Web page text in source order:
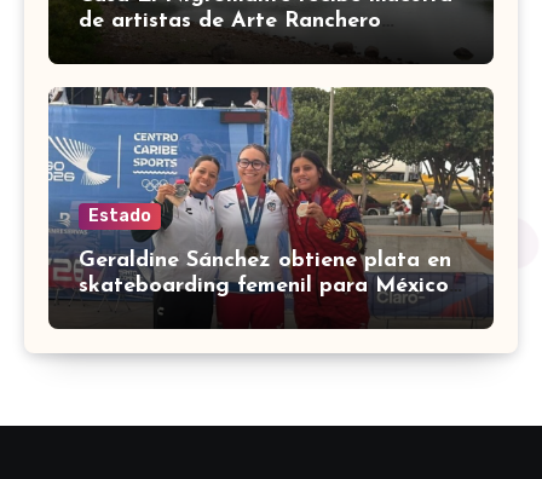
de artistas de Arte Ranchero
Estado
Geraldine Sánchez obtiene plata en
skateboarding femenil para México
en los Centroamericanos 2026